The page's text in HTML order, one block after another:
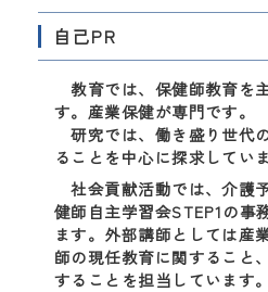
自己PR
教育では、保健師教育を
す。産業保健が専門です。
研究では、働き盛り世代
ることを中心に探求していま
社会貢献活動では、介護
健師自主学習会STEP1の事
ます。外部講師としては産
師の現任教育に関すること
することを担当しています。